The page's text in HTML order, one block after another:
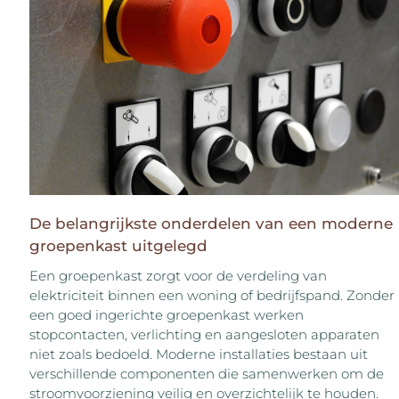
De belangrijkste onderdelen van een moderne
groepenkast uitgelegd
Een groepenkast zorgt voor de verdeling van
elektriciteit binnen een woning of bedrijfspand. Zonder
een goed ingerichte groepenkast werken
stopcontacten, verlichting en aangesloten apparaten
niet zoals bedoeld. Moderne installaties bestaan uit
verschillende componenten die samenwerken om de
stroomvoorziening veilig en overzichtelijk te houden.